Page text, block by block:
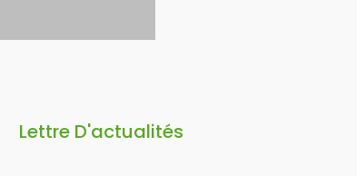
Lettre D'actualités